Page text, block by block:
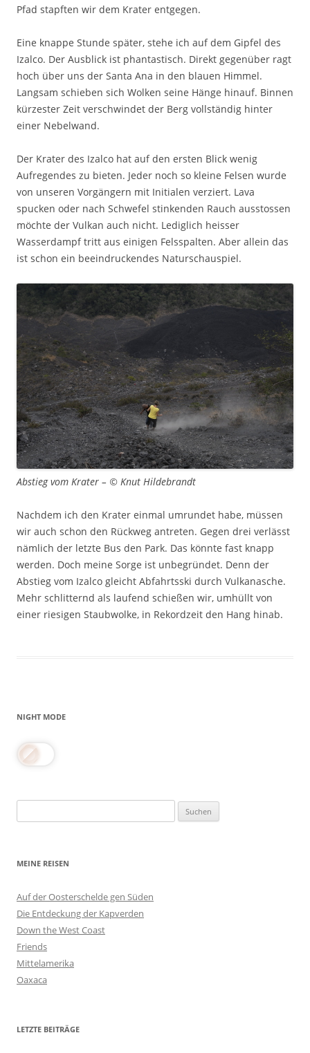
Pfad stapften wir dem Krater entgegen.
Eine knappe Stunde später, stehe ich auf dem Gipfel des
Izalco. Der Ausblick ist phantastisch. Direkt gegenüber ragt
hoch über uns der Santa Ana in den blauen Himmel.
Langsam schieben sich Wolken seine Hänge hinauf. Binnen
kürzester Zeit verschwindet der Berg vollständig hinter
einer Nebelwand.
Der Krater des Izalco hat auf den ersten Blick wenig
Aufregendes zu bieten. Jeder noch so kleine Felsen wurde
von unseren Vorgängern mit Initialen verziert. Lava
spucken oder nach Schwefel stinkenden Rauch ausstossen
möchte der Vulkan auch nicht. Lediglich heisser
Wasserdampf tritt aus einigen Felsspalten. Aber allein das
ist schon ein beeindruckendes Naturschauspiel.
Abstieg vom Krater – © Knut Hildebrandt
Nachdem ich den Krater einmal umrundet habe, müssen
wir auch schon den Rückweg antreten. Gegen drei verlässt
nämlich der letzte Bus den Park. Das könnte fast knapp
werden. Doch meine Sorge ist unbegründet. Denn der
Abstieg vom Izalco gleicht Abfahrtsski durch Vulkanasche.
Mehr schlitternd als laufend schießen wir, umhüllt von
einer riesigen Staubwolke, in Rekordzeit den Hang hinab.
NIGHT MODE
nach:
MEINE REISEN
Auf der Oosterschelde gen Süden
Die Entdeckung der Kapverden
Down the West Coast
Friends
Mittelamerika
Oaxaca
LETZTE BEITRÄGE